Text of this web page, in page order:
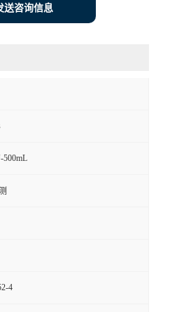
送咨询信息
500mL
4